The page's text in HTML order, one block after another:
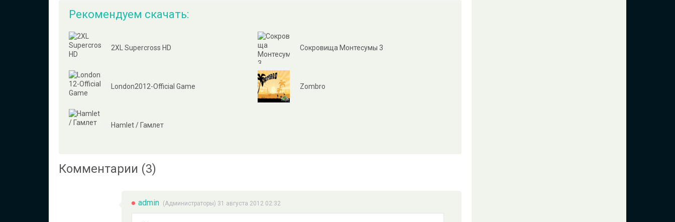
Рекомендуем скачать:
2XL Supercross HD Сокровища Монтесумы 3
London2012-Official Game Zombro
Hamlet / Гамлет
Комментарии (3)
admin (Администраторы) 31 августа 2012 02:32